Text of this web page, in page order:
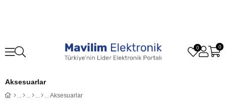
0
0
Aksesuarlar
Aksesuarlar